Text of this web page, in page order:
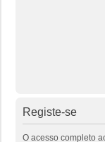
Registe-se
O acesso completo